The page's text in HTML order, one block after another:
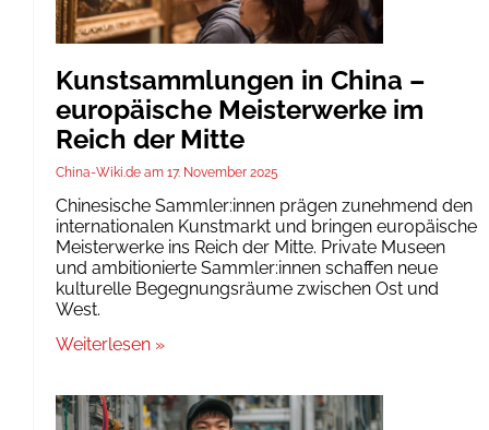
Kunstsammlungen in China –
europäische Meisterwerke im
Reich der Mitte
China-Wiki.de 17. November 2025
Chinesische Sammler:innen prägen zunehmend den
internationalen Kunstmarkt und bringen europäische
Meisterwerke ins Reich der Mitte. Private Museen
und ambitionierte Sammler:innen schaffen neue
kulturelle Begegnungsräume zwischen Ost und
West.
Weiterlesen »